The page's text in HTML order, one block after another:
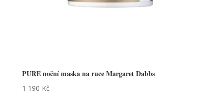
PURE noční maska na ruce Margaret Dabbs
1 190 Kč